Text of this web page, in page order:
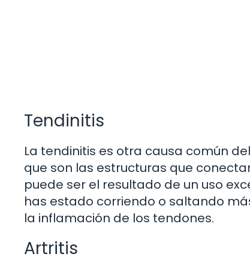
Tendinitis
La tendinitis es otra causa común
que son las estructuras que
puede ser el resultado de un uso
has estado corriendo o saltando
la inflamación de los tendones.
Artritis